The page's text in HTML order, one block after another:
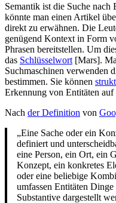
Semantik ist die Suche nach
könnte man einen Artikel
direkt zu erwähnen. Die
genügend Kontext in Form
Phrasen bereitstellen. Um
das Schlüsselwort [Mars].
Suchmaschinen verwenden
bestimmen. Sie können
Erkennung von Entitäten auf
Nach der Definition von
„Eine Sache oder ein
definiert und
eine Person, ein Ort, ein
Konzept, ein konkretes
oder eine beliebige
umfassen Entitäten
Substantive dargestellt